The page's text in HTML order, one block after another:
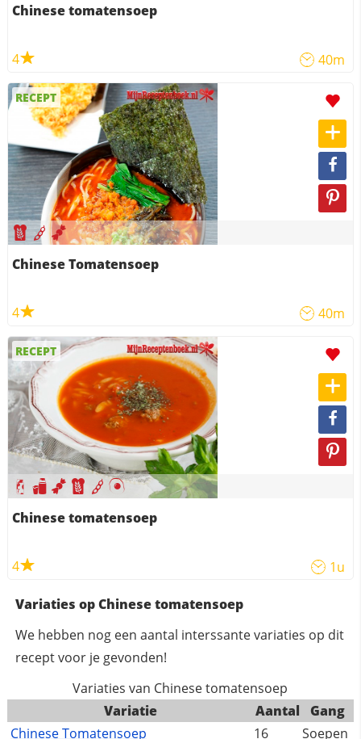
Chinese tomatensoep
4 40m
RECEPT
Chinese Tomatensoep
4 40m
RECEPT
Chinese tomatensoep
4 1u
Variaties op Chinese tomatensoep
We hebben nog een aantal interssante variaties op dit
recept voor je gevonden!
Variaties van Chinese tomatensoep
Variatie
Aantal
Gang
Chinese Tomatensoep
16
Soepen